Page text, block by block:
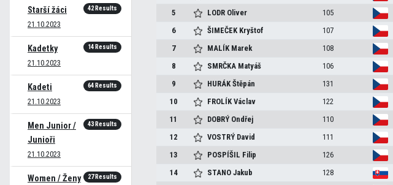
Starší žáci
21.10.2023
42 Results
Kadetky
21.10.2023
14 Results
Kadeti
21.10.2023
64 Results
Men Junior /
Junioři
21.10.2023
43 Results
Women / Ženy 27 Results
5
LODR Oliver 105
6
ŠIMEČEK Kryštof 107
7
MALÍK Marek 108
8
SMRČKA Matyáš 106
9
HURÁKŠtěpán 131
10
FROLÍKVáclav 122
11
DOBRÝ Ondřej 110
12
VOSTRÝ David 111
13
POSPÍŠIL Filip 126
14
STANOJakub 128